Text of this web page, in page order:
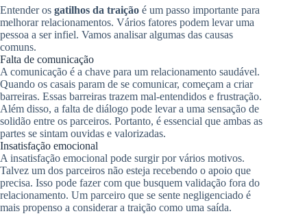
Entender os gatilhos da traição é um passo importante para
melhorar relacionamentos. Vários fatores podem levar uma
pessoa a ser infiel. Vamos analisar algumas das causas
comuns.
Falta de comunicação
A comunicação é a chave para um relacionamento saudável.
Quando os casais param de se comunicar, começam a criar
barreiras. Essas barreiras trazem mal-entendidos e frustração.
Além disso, a falta de diálogo pode levar a uma sensação de
solidão entre os parceiros. Portanto, é essencial que ambas as
partes se sintam ouvidas e valorizadas.
Insatisfação emocional
A insatisfação emocional pode surgir por vários motivos.
Talvez um dos parceiros não esteja recebendo o apoio que
precisa. Isso pode fazer com que busquem validação fora do
relacionamento. Um parceiro que se sente negligenciado é
mais propenso a considerar a traição como uma saída.